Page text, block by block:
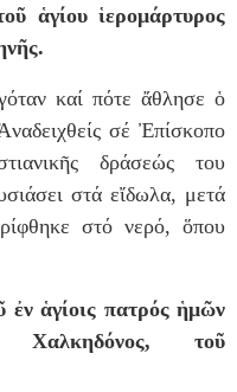
ἁγίου ἱερομάρτυρος
καί πότε ἄθλησε ὁ
σέ Ἐπίσκοπο
δράσεώς του
στά εἴδωλα, μετά
στό νερό, ὅπου
ἁγίοις πατρός ἡμῶν
Χαλκηδόνος, τοῦ